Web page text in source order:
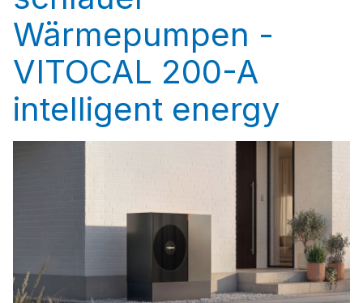
Wärmepumpen -
VITOCAL 200-A
intelligent energy